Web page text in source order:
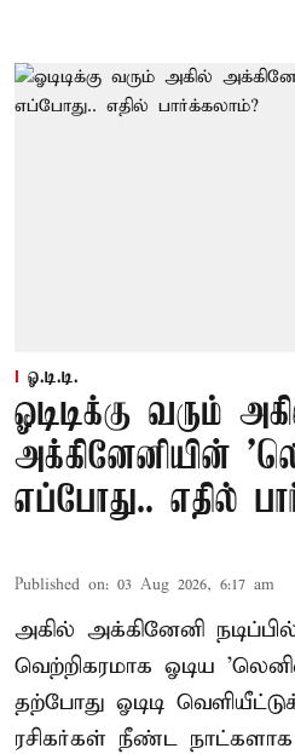
ஓ.டி.டி.
ஓடிடிக்கு வரும்
அக்கினேனியின்
எப்போது.. எதில்
Published on: 03 Aug 2026, 6:17 am
அகில் அக்கினேனி
வெற்றிகரமாக ஓடிய
தற்போது ஓடிடி
ரசிகர்கள் நீண்ட நாட்களாக